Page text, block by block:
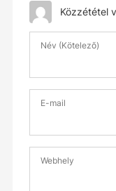
Közzététel
Név (Kötelező)
E-mail
Webhely